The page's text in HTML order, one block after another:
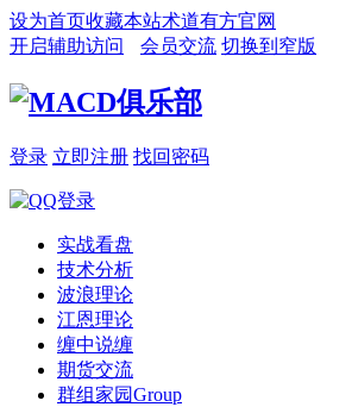
设为首页收藏本站术道有方官网
开启辅助访问
会员交流 切换到窄版
登录 立即注册 找回密码
实战看盘
技术分析
波浪理论
江恩理论
缠中说缠
期货交流
群组家园Group